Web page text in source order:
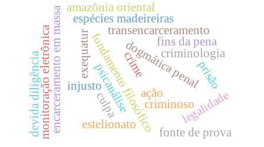
ação
crime
dogmática penal
fundamento filosófico criminologia
criminoso
psicanálise
injusto
culpa
transencarceramento
encarceramento em massa
monitoração eletrônica
espécies madeireiras
amazônia oriental
fins da pena
exequatur
legalidade
devida diligência estelionato
prisão
fonte de prova